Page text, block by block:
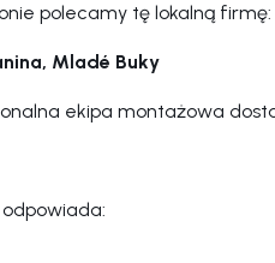
polecamy tę lokalną firmę:
Mladé Buky
ekipa montażowa